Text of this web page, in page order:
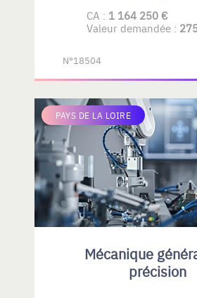
CA : 1 164 250 €
Valeur demandée :
N°18504
PAYS DE LA LOIRE
Mécanique
précision